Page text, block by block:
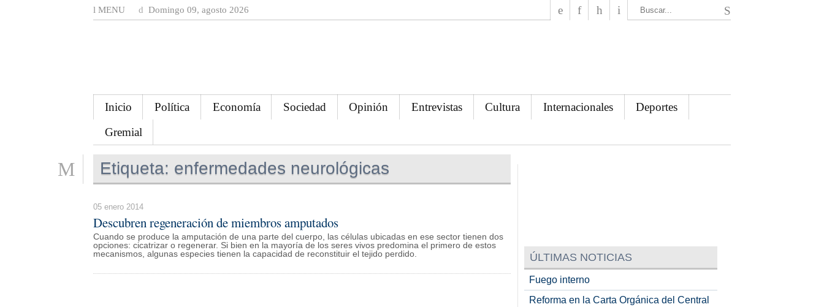
MENU Domingo 09, agosto 2026
Inicio Política Economía Sociedad Opinión Entrevistas Cultura Internacionales
Deportes
Gremial
Etiqueta: enfermedades neurológicas
05 enero 2014
Descubren regeneración de miembros amputados
Cuando se produce la amputación de una parte del cuerpo, las células ubicadas en ese sector tienen dos
opciones: cicatrizar o regenerar. Si bien en la mayoría de los seres vivos predomina el primero de estos
mecanismos, algunas especies tienen la capacidad de reconstituir el tejido perdido.
ÚLTIMAS NOTICIAS
Fuego interno
Reforma en la Carta Orgánica del Central